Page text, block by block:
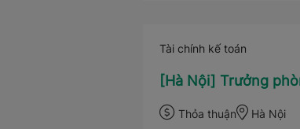
Tài chính kế toán
[Hà Nội] Trưởng
Thỏa thuận Hà Nội